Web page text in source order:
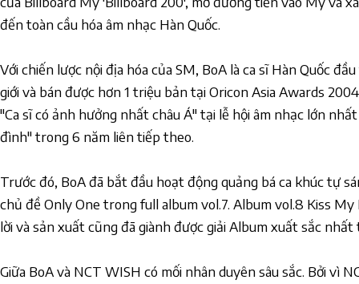
đến toàn cầu hóa âm nhạc Hàn Quốc.
Với chiến lược nội địa hóa của SM, BoA là ca sĩ Hàn Quốc
giới và bán được hơn 1 triệu bản tại Oricon Asia Awards
"Ca sĩ có ảnh hưởng nhất châu Á" tại lễ hội âm nhạc lớn
đình" trong 6 năm liên tiếp theo.
Trước đó, BoA đã bắt đầu hoạt động quảng bá ca khúc tự
chủ đề Only One trong full album vol.7. Album vol.8 Kiss My
lời và sản xuất cũng đã giành được giải Album xuất sắc
Giữa BoA và NCT WISH có mối nhân duyên sâu sắc. Bởi vì